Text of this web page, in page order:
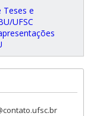
Teses e
UFSC